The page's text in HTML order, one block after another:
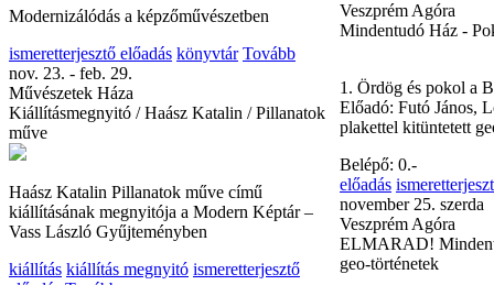
Modernizálódás a képzőművészetben
ismeretterjesztő előadás könyvtár Tovább
nov. 23. - feb. 29.
Művészetek Háza
Kiállításmegnyitó / Haász Katalin / Pillanatok
műve
Haász Katalin Pillanatok műve című
kiállításának megnyitója a Modern Képtár –
Vass László Gyűjteményben
kiállítás kiállítás megnyitó ismeretterjesztő
előadás
könyvtár Tovább
október 28. szerda
Mindentudó Ház -
1. Ördög és pokol a
Előadó: Futó János,
plakettel kitüntetett